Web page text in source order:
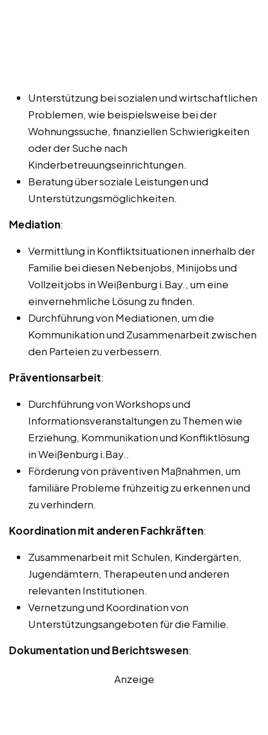
Unterstützung bei sozialen und wirtschaftlichen
Problemen, wie beispielsweise bei der
Wohnungssuche, finanziellen Schwierigkeiten
oder der Suche nach
Kinderbetreuungseinrichtungen.
Beratung über soziale Leistungen und
Unterstützungsmöglichkeiten.
Mediation:
Vermittlung in Konfliktsituationen innerhalb der
Familie bei diesen Nebenjobs, Minijobs und
Vollzeitjobs in Weißenburg i.Bay., um eine
einvernehmliche Lösung zu finden.
Durchführung von Mediationen, um die
Kommunikation und Zusammenarbeit zwischen
den Parteien zu verbessern.
Präventionsarbeit:
Durchführung von Workshops und
Informationsveranstaltungen zu Themen wie
Erziehung, Kommunikation und Konfliktlösung
in Weißenburg i.Bay..
Förderung von präventiven Maßnahmen, um
familiäre Probleme frühzeitig zu erkennen und
zu verhindern.
Koordination mit anderen Fachkräften:
Zusammenarbeit mit Schulen, Kindergärten,
Jugendämtern, Therapeuten und anderen
relevanten Institutionen.
Vernetzung und Koordination von
Unterstützungsangeboten für die Familie.
Dokumentation und Berichtswesen:
Anzeige